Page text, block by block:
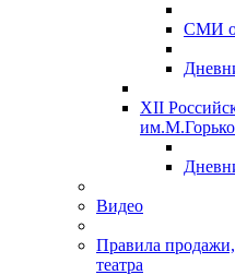
СМИ
XII
Видео
Правила
театра